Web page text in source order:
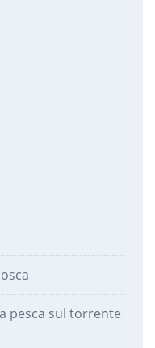
pesca sul torrente